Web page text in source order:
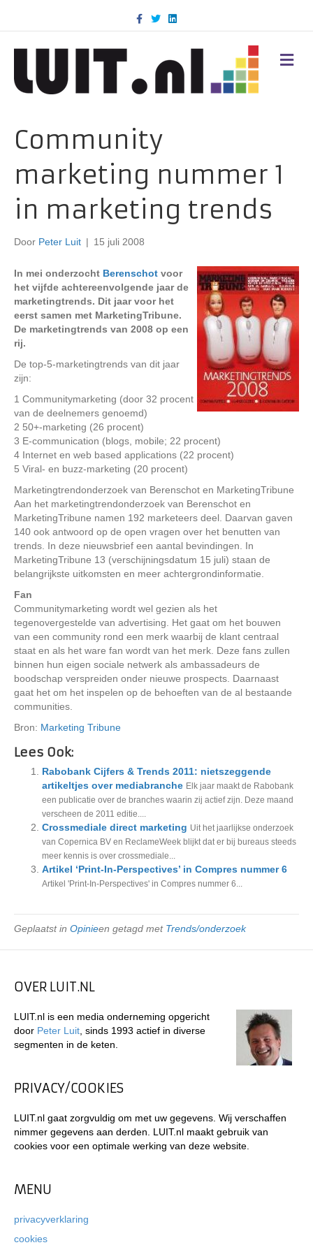
c
k
T
w
i
n
d
M
E
Community
marketing nummer 1
in marketing trends
Door Peter Luit | 15 juli 2008
In mei onderzocht Berenschot voor
het vijfde achtereenvolgende jaar de
marketingtrends. Dit jaar voor het
eerst samen met MarketingTribune.
De marketingtrends van 2008 op een
rij.
De top-5-marketingtrends van dit jaar
zijn:
1 Communitymarketing (door 32 procent
van de deelnemers genoemd)
2 50+-marketing (26 procent)
3 E-communication (blogs, mobile; 22 procent)
4 Internet en web based applications (22 procent)
5 Viral- en buzz-marketing (20 procent)
Marketingtrendonderzoek van Berenschot en MarketingTribune
Aan het marketingtrendonderzoek van Berenschot en
MarketingTribune namen 192 marketeers deel. Daarvan gaven
140 ook antwoord op de open vragen over het benutten van
trends. In deze nieuwsbrief een aantal bevindingen. In
MarketingTribune 13 (verschijningsdatum 15 juli) staan de
belangrijkste uitkomsten en meer achtergrondinformatie.
Fan
Communitymarketing wordt wel gezien als het
tegenovergestelde van advertising. Het gaat om het bouwen
van een community rond een merk waarbij de klant centraal
staat en als het ware fan wordt van het merk. Deze fans zullen
binnen hun eigen sociale netwerk als ambassadeurs de
boodschap verspreiden onder nieuwe prospects. Daarnaast
gaat het om het inspelen op de behoeften van de al bestaande
communities.
Bron: Marketing Tribune
Lees Ook:
Rabobank Cijfers & Trends 2011: nietszeggende
artikeltjes over mediabranche Elk jaar maakt de Rabobank
een publicatie over de branches waarin zij actief zijn. Deze maand
verscheen de 2011 editie....
Crossmediale direct marketing Uit het jaarlijkse onderzoek
van Copernica BV en ReclameWeek blijkt dat er bij bureaus steeds
meer kennis is over crossmediale...
Artikel ‘Print-In-Perspectives’ in Compres nummer 6
Artikel 'Print-In-Perspectives' in Compres nummer 6...
Geplaatst in Opinieen getagd met Trends/onderzoek
OVER LUIT.NL
LUIT.nl is een media onderneming opgericht
door Peter Luit , sinds 1993 actief in diverse
segmenten in de keten.
PRIVACY/COOKIES
LUIT.nl gaat zorgvuldig om met uw gegevens. Wij verschaffen
nimmer gegevens aan derden. LUIT.nl maakt gebruik van
cookies voor een optimale werking van deze website.
MENU
privacyverklaring
cookies